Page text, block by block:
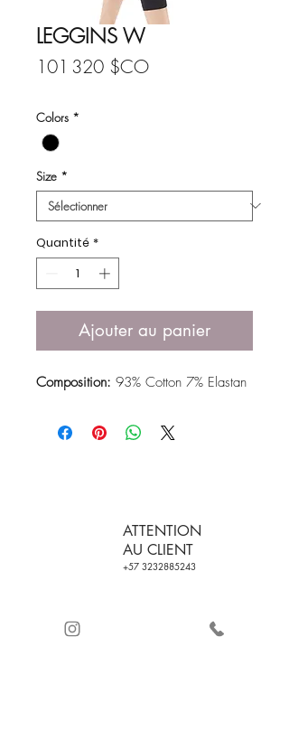
LEGGINS W
101 320 $COPrix
Colors *
Size *
Quantité *
Ajouter au panier
Composition: 93% Cotton 7% Elastan
ATTENTION
AU CLIENT
+57 3232885243